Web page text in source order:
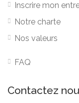
Inscrire mon
Notre charte
Nos valeurs
FAQ
Contactez